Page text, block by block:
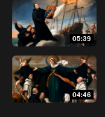
05:39
04:46